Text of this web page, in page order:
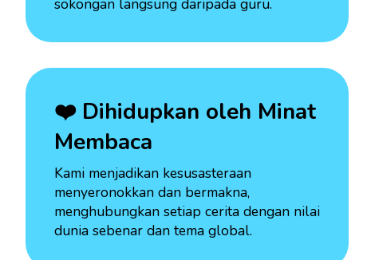
❤️ Dihidupkan oleh Minat
Membaca
Kami menjadikan kesusasteraan
menyeronokkan dan bermakna,
menghubungkan setiap cerita dengan nilai
dunia sebenar dan tema global.